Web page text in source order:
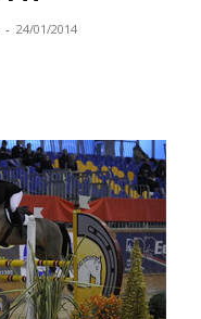
- 24/01/2014